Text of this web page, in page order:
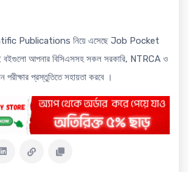
Publications নিয়ে এসেছে Job Pocket
আপনার বিসিএসসহ সকল সরকারি, NTRCA ও
পরীক্ষার প্রস্তুতিতে সহায়তা করবে ।